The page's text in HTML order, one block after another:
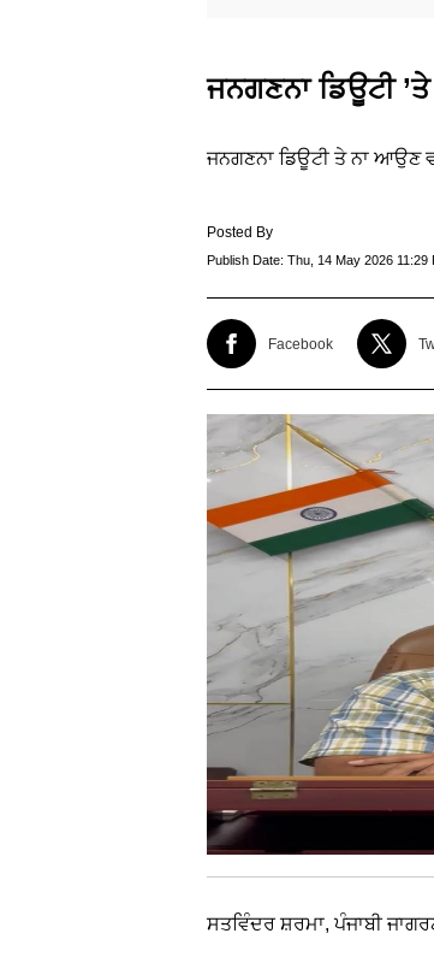
ਜਨਗਣਨਾ ਡਿਊਟੀ
ਜਨਗਣਨਾ ਡਿਊਟੀ ਤੇ ਨਾ ਆਉਣ
Posted By
Publish Date: Thu, 14 May 2026 11:29
Facebook
ਸਤਵਿੰਦਰ ਸ਼ਰਮਾ, ਪੰਜਾਬੀ